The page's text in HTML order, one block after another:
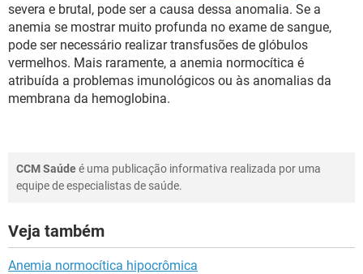
severa e brutal, pode ser a causa dessa anomalia. Se a
anemia se mostrar muito profunda no exame de sangue,
pode ser necessário realizar transfusões de glóbulos
vermelhos. Mais raramente, a anemia normocítica é
atribuída a problemas imunológicos ou às anomalias da
membrana da hemoglobina.
CCM Saúdeé uma publicação informativa realizada por uma
equipe de especialistas de saúde.
Veja também
Anemia normocítica hipocrômica